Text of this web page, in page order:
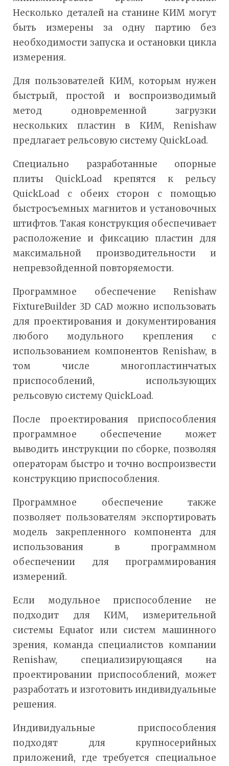
Несколько деталей на станине КИМ могут
быть измерены за одну партию без
необходимости запуска и остановки цикла
измерения.
Для пользователей КИМ, которым нужен
быстрый, простой и воспроизводимый
метод одновременной загрузки
нескольких пластин в КИМ, Renishaw
предлагает рельсовую систему QuickLoad.
Специально разработанные опорные
плиты QuickLoad крепятся к рельсу
QuickLoad с обеих сторон с помощью
быстросъемных магнитов и установочных
штифтов. Такая конструкция обеспечивает
расположение и фиксацию пластин для
максимальной производительности и
непревзойденной повторяемости.
Программное обеспечение Renishaw
FixtureBuilder 3D CAD можно использовать
для проектирования и документирования
любого модульного крепления с
использованием компонентов Renishaw, в
том числе многопластинчатых
приспособлений, использующих
рельсовую систему QuickLoad.
После проектирования приспособления
программное обеспечение может
выводить инструкции по сборке, позволяя
операторам быстро и точно воспроизвести
конструкцию приспособления.
Программное обеспечение также
позволяет пользователям экспортировать
модель закрепленного компонента для
использования в программном
обеспечении для программирования
измерений.
Если модульное приспособление не
подходит для КИМ, измерительной
системы Equator или систем машинного
зрения, команда специалистов компании
Renishaw, специализирующаяся на
проектировании приспособлений, может
разработать и изготовить индивидуальные
решения.
Индивидуальные приспособления
подходят для крупносерийных
приложений, где требуется специальное